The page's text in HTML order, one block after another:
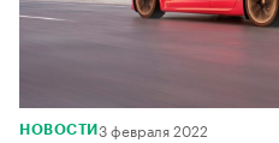
НОВОСТИ 3 февраля 2022